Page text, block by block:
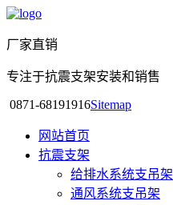
厂家直销
专注于抗震支架安装和销售
0871-68191916Sitemap
网站首页
抗震支架
给排水系统支吊架
通风系统支吊架